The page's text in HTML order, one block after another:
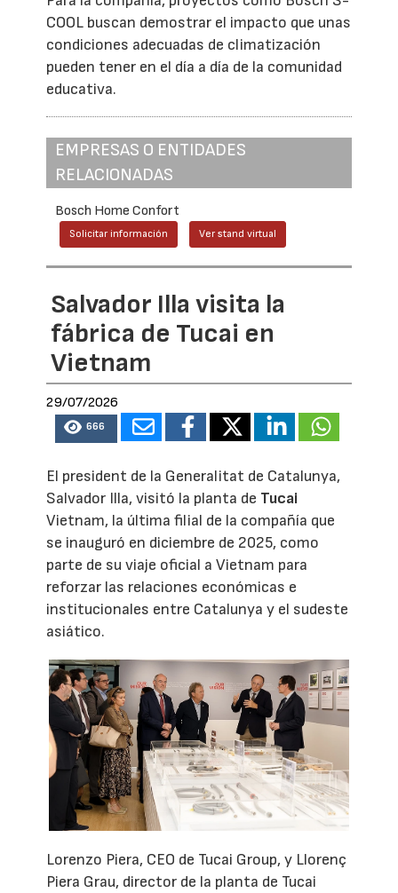
COOL buscan demostrar el impacto que unas
condiciones adecuadas de climatización
pueden tener en el día a día de la comunidad
educativa.
EMPRESAS O ENTIDADES
RELACIONADAS
Bosch Home Confort
Solicitar información Ver stand virtual
Salvador Illa visita la
fábrica de Tucai en
Vietnam
29/07/2026
666
El president de la Generalitat de Catalunya,
Salvador Illa, visitó la planta de Tucai
Vietnam, la última filial de la compañía que
se inauguró en diciembre de 2025, como
parte de su viaje oficial a Vietnam para
reforzar las relaciones económicas e
institucionales entre Catalunya y el sudeste
asiático.
Lorenzo Piera, CEO de Tucai Group, y Llorenç
Piera Grau, director de la planta de Tucai